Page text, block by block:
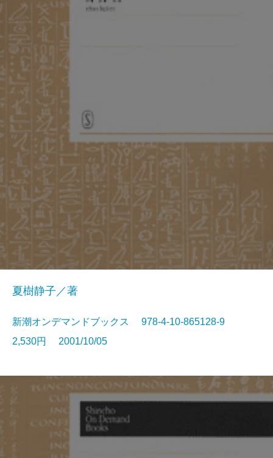
夏樹静子／著
新潮オンデマンドブックス 978-4-10-865128-9
2,530円 2001/10/05